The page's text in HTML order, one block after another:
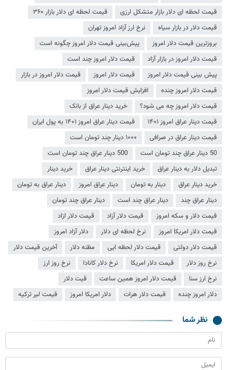
قیمت لحظه ای دلار بازار متشکل ارزی
قیمت لحظه ای دلار بازار ۳۶۰
قیمت دلار در بازار سیاه
نرخ ارز آزاد امروز تهران
بروزترین قیمت دلار امروز
پیش‌بینی قیمت دلار امروز چگونه است
قیمت دلار امروز در بازار آزاد
قیمت دلار امروز چند است
پیش بینی قیمت دلار امروز
قیمت دلار امروز
قیمت دلار امروز در بازار
قیمت دلار امروز چنده
افزایش قیمت دلار امروز
قیمت دلار امروز چه می شود؟
خرید دینار عراق از بانک
قیمت دینار عراق امروز ۱۴۰۱
قیمت دینار عراق امروز ۱۴۰۱ به پول ایران
قیمت دینار عراق در صرافی
۱۰۰۰ دینار چند تومان است
50 دینار عراق چند تومان است
500 دینار عراق چند تومان است
تبدیل دلار به دینار عراق
خرید اینترنتی دینار عراق
خرید دینار
خرید دینار عراق
دینار به تومان دینار عراق امروز
دینار عراق به تومان
دینار عراق چند
دینار عراق چند است
دینار عراق چند تومان
قیمت دلار و سکه امروز
قیمت دلار آزاد
قیمت دلار ازاد
قیمت دلار امریکا امروز
نرخ لحظه ای دلار
دلار آزاد امروز
قیمت دلار دولتی
قیمت دلار لحظه ایی مظنه دلار
آخرین قیمت دلار
نرخ روز دلار
قیمت دلار امریکا نرخ دلار کانادا
نرخ روز ارز
نرخ ارز سنا
قیمت دلار امروز همین ساعت
قیت دلار
دلار امروز چنده
قیمت دلار هرات دلار امریکا امروز قیمت لیر ترکیه
نظر شما